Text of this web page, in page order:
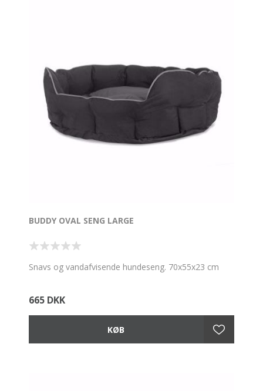
BUDDY OVAL SENG LARGE
Snavs og vandafvisende hundeseng. 70x55x23 cm
665 DKK